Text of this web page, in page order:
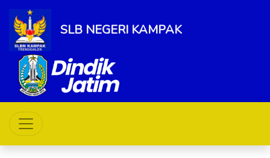
SLB NEGERI KAMPAK